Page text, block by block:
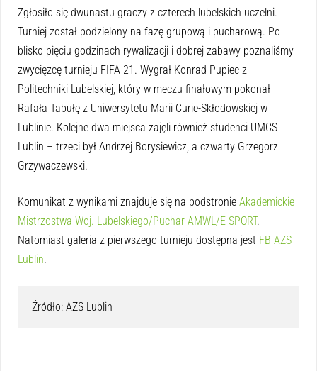
Zgłosiło się dwunastu graczy z czterech lubelskich uczelni.
Turniej został podzielony na fazę grupową i pucharową. Po
blisko pięciu godzinach rywalizacji i dobrej zabawy poznaliśmy
zwycięzcę turnieju FIFA 21. Wygrał Konrad Pupiec z
Politechniki Lubelskiej, który w meczu finałowym pokonał
Rafała Tabułę z Uniwersytetu Marii Curie-Skłodowskiej w
Lublinie. Kolejne dwa miejsca zajęli również studenci UMCS
Lublin – trzeci był Andrzej Borysiewicz, a czwarty Grzegorz
Grzywaczewski.
Komunikat z wynikami znajduje się na podstronie Akademickie
Mistrzostwa Woj. Lubelskiego/Puchar AMWL/E-SPORT.
Natomiast galeria z pierwszego turnieju dostępna jest FB AZS
Lublin.
Źródło: AZS Lublin